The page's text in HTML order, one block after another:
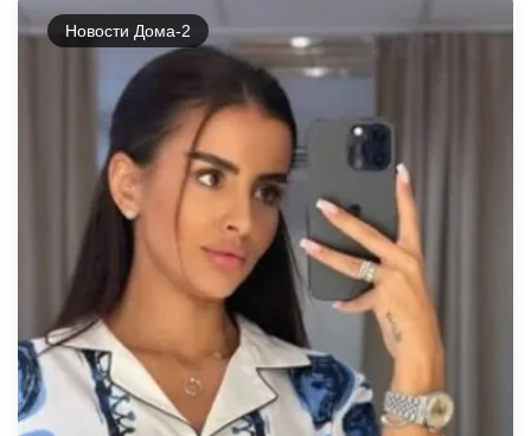
Новости Дома-2